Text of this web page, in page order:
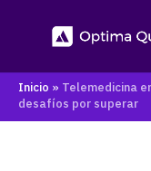
Inicio » Telemedicina
desafíos por superar